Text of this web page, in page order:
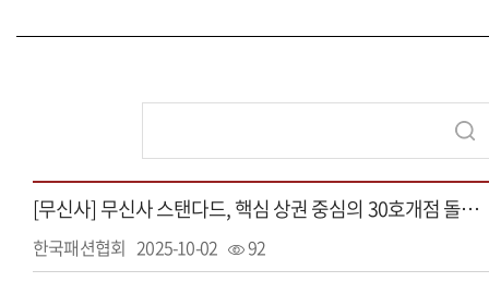
[무신사] 무신사 스탠다드, 핵심 상권 중심의 30호개점 돌파…성장 가속화
한국패션협회 2025-10-02 92